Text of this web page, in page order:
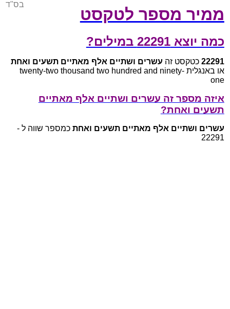
ממיר מספר לטקסט
בס"ד
כמה יוצא 22291 במילים?
22291 כטקסט זה עשרים ושתיים אלף מאתיים תשעים ואחת
או באנגלית twenty-two thousand two hundred and ninety-
one
איזה מספר זה עשרים ושתיים אלף מאתיים
תשעים ואחת?
עשרים ושתיים אלף מאתיים תשעים ואחת כמספר שווה ל -
22291